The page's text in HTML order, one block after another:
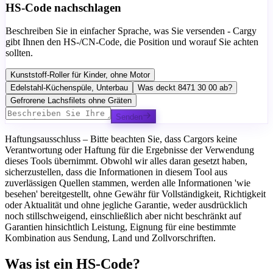
HS-Code nachschlagen
Beschreiben Sie in einfacher Sprache, was Sie versenden - Cargy
gibt Ihnen den HS-/CN-Code, die Position und worauf Sie achten
sollten.
Kunststoff-Roller für Kinder, ohne Motor
Edelstahl-Küchenspüle, Unterbau
Was deckt 8471 30 00 ab?
Gefrorene Lachsfilets ohne Gräten
Senden
Haftungsausschluss – Bitte beachten Sie, dass Cargors keine
Verantwortung oder Haftung für die Ergebnisse der Verwendung
dieses Tools übernimmt. Obwohl wir alles daran gesetzt haben,
sicherzustellen, dass die Informationen in diesem Tool aus
zuverlässigen Quellen stammen, werden alle Informationen 'wie
besehen' bereitgestellt, ohne Gewähr für Vollständigkeit, Richtigkeit
oder Aktualität und ohne jegliche Garantie, weder ausdrücklich
noch stillschweigend, einschließlich aber nicht beschränkt auf
Garantien hinsichtlich Leistung, Eignung für eine bestimmte
Kombination aus Sendung, Land und Zollvorschriften.
Was ist ein HS-Code?